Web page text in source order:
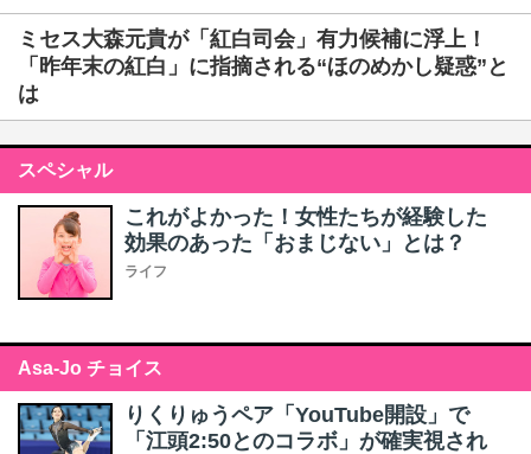
ミセス大森元貴が「紅白司会」有力候補に浮上！
「昨年末の紅白」に指摘される“ほのめかし疑惑”と
は
スペシャル
これがよかった！女性たちが経験した
効果のあった「おまじない」とは？
ライフ
Asa-Jo チョイス
りくりゅうペア「YouTube開設」で
「江頭2:50とのコラボ」が確実視され